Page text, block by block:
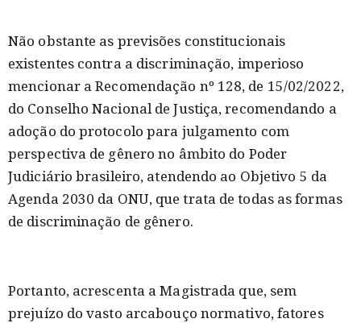
Não obstante as previsões constitucionais
existentes contra a discriminação, imperioso
mencionar a Recomendação nº 128, de 15/02/2022,
do Conselho Nacional de Justiça, recomendando a
adoção do protocolo para julgamento com
perspectiva de gênero no âmbito do Poder
Judiciário brasileiro, atendendo ao Objetivo 5 da
Agenda 2030 da ONU, que trata de todas as formas
de discriminação de gênero.
Portanto, acrescenta a Magistrada que, sem
prejuízo do vasto arcabouço normativo, fatores